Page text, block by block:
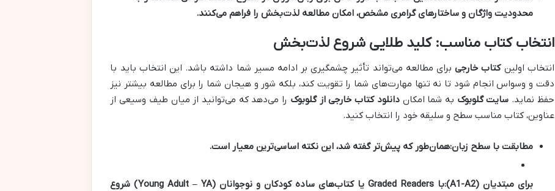
محدودیت واژگان و ساختارهای گرامری مشخص، امکان مطالعه لذت‌بخش را فراهم می‌کنند.
انتخاب کتاب مناسب: کلید طلایی شروع لذت‌بخش
انتخاب اولینکتاب خارجیبرای مطالعه می‌تواند تأثیر چشمگیری بر ادامه مسیر شما داشته باشد. این انتخاب باید با
دقت و وسواس انجام شود تا نه تنها مهارت‌های شما را تقویت کند، بلکه شور و هیجان شما را برای مطالعه بیشتر نیز
حفظ نماید. سایت گلوبوک به شما امکاندانلود کتاب خارجی از گلوبوک را می‌دهد که می‌توانید از میان طیف وسیعی از
عناوین، کتاب مناسب سطح و سلیقه خود را انتخاب کنید.
مطابقت با سطح زبان:همان‌طور که پیش‌تر گفته شد، این نکته اساسی‌ترین معیار است.
برای مبتدیان (A1-A2):
با Graded Readers یا کتاب‌های ساده کودکان و نوجوانان (Young Adult – YA) شروع